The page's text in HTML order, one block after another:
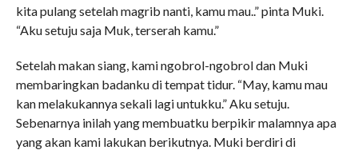
kita pulang setelah magrib nanti, kamu mau..” pinta Muki.
“Aku setuju saja Muk, terserah kamu.”
Setelah makan siang, kami ngobrol-ngobrol dan Muki
membaringkan badanku di tempat tidur. “May, kamu mau
kan melakukannya sekali lagi untukku.” Aku setuju.
Sebenarnya inilah yang membuatku berpikir malamnya apa
yang akan kami lakukan berikutnya. Muki berdiri di